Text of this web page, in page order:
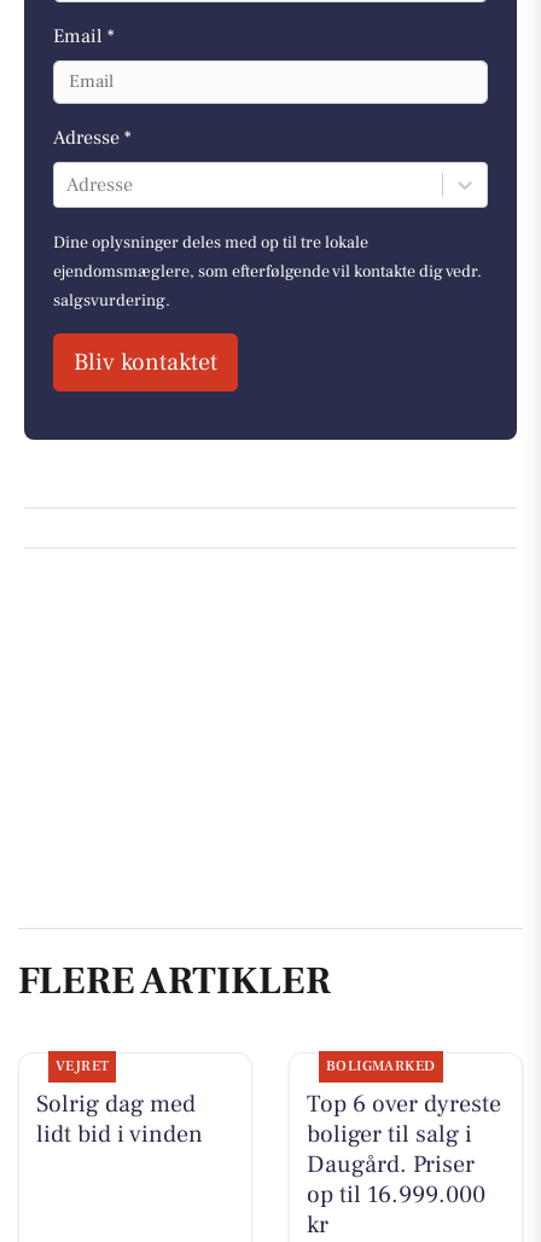
Email *
Adresse *
Adresse
Dine oplysninger deles med op til tre lokale
ejendomsmæglere, som efterfølgende vil kontakte dig vedr.
salgsvurdering.
Bliv kontaktet
FLERE ARTIKLER
VEJRET
Solrig dag med
lidt bid i vinden
BOLIGMARKED
Top 6 over dyreste
boliger til salg i
Daugård. Priser
op til 16.999.000
kr